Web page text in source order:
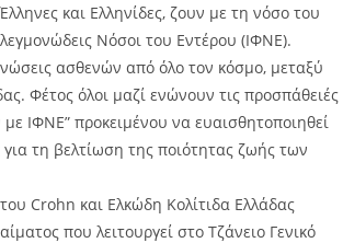
και Ελληνίδες, ζουν με τη νόσο του
Νόσοι του Εντέρου (ΙΦΝΕ).
ασθενών από όλο τον κόσμο, μεταξύ
Φέτος όλοι μαζί ενώνουν τις προσπάθειές
ΙΦΝΕ” προκειμένου να ευαισθητοποιηθεί
τη βελτίωση της ποιότητας ζωής των
Crohn και Ελκώδη Κολίτιδα Ελλάδας
που λειτουργεί στο Τζάνειο Γενικό